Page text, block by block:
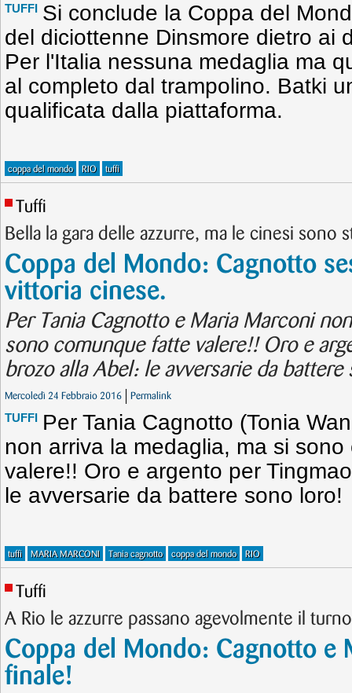
TUFFI Si conclude la Coppa del
del diciottenne Dinsmore dietro ai
Per l'Italia nessuna medaglia ma
al completo dal trampolino. Batki
qualificata dalla piattaforma.
coppa del mondo RIO tuffi
Tuffi
Bella la gara delle azzurre, ma le cinesi sono
Coppa del Mondo: Cagnotto
vittoria cinese.
Per Tania Cagnotto e Maria Marconi
sono comunque fatte valere!! Oro e
brozo alla Abel: le avversarie da battere
Mercoledì 24 Febbraio 2016 Permalink
TUFFI Per Tania Cagnotto (Tonia
non arriva la medaglia, ma si
valere!! Oro e argento per
le avversarie da battere sono loro!
tuffi MARIA MARCONI Tania cagnotto coppa del mondo RIO
Tuffi
A Rio le azzurre passano agevolmente il
Coppa del Mondo: Cagnotto e
finale!